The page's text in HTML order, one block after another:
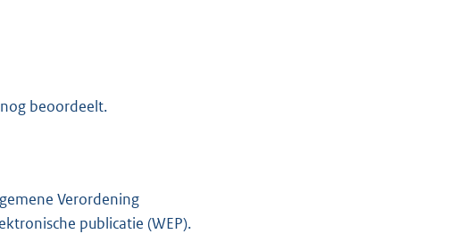
beoordeelt.
Verordening
publicatie (WEP).